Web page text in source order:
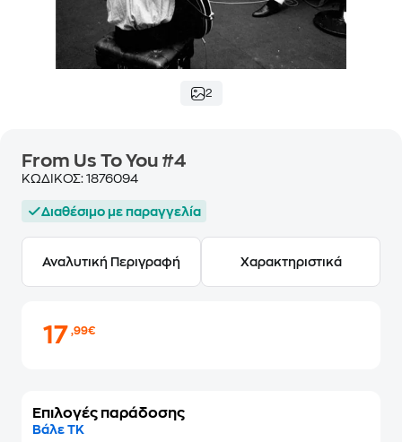
2
From Us To You #4
ΚΩΔΙΚΟΣ: 1876094
Διαθέσιμο με παραγγελία
Αναλυτική Περιγραφή Χαρακτηριστικά
17,99€
Επιλογές παράδοσης
Βάλε ΤΚ